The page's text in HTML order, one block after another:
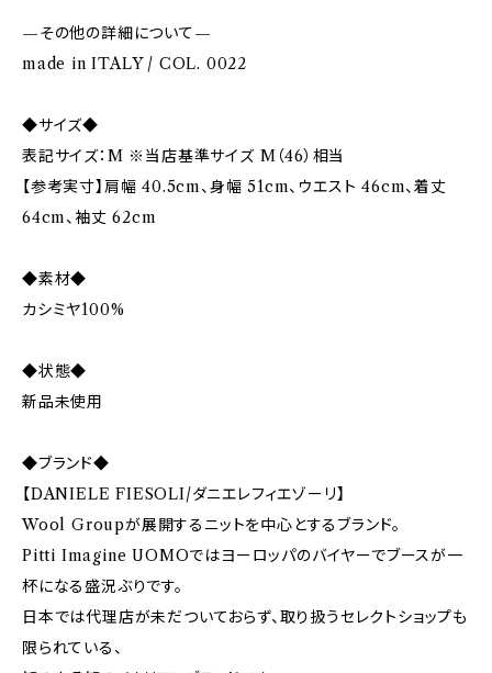
—その他の詳細について—
made in ITALY / COL. 0022
◆サイズ◆
表記サイズ：M ※当店基準サイズ M（46）相当
【参考実寸】肩幅 40.5cm、身幅 51cm、ウエスト 46cm、着丈
64cm、袖丈 62cm
◆素材◆
カシミヤ100%
◆状態◆
新品未使用
◆ブランド◆
【DANIELE FIESOLI/ダニエレフィエゾーリ】
Wool Groupが展開するニットを中心とするブランド。
Pitti Imagine UOMOではヨーロッパのバイヤーでブースが一
杯になる盛況ぶりです。
日本では代理店が未だついておらず、取り扱うセレクトショップも
限られている、